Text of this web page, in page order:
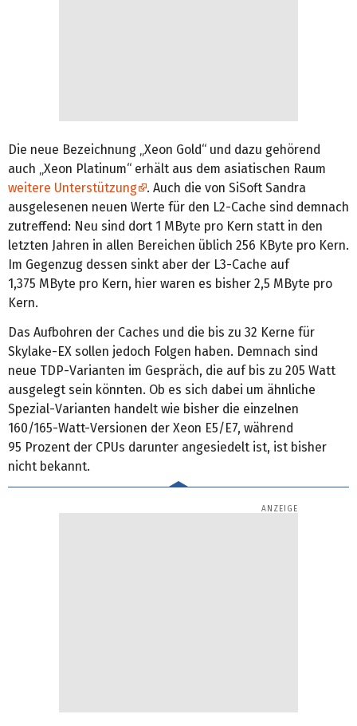
Die neue Bezeichnung „Xeon Gold“ und dazu gehörend
auch „Xeon Platinum“ erhält aus dem asiatischen Raum
weitere Unterstützung
. Auch die von SiSoft Sandra
ausgelesenen neuen Werte für den L2-Cache sind demnach
zutreffend: Neu sind dort 1 MByte pro Kern statt in den
letzten Jahren in allen Bereichen üblich 256 KByte pro Kern.
Im Gegenzug dessen sinkt aber der L3-Cache auf
1,375 MByte pro Kern, hier waren es bisher 2,5 MByte pro
Kern.
Das Aufbohren der Caches und die bis zu 32 Kerne für
Skylake-EX sollen jedoch Folgen haben. Demnach sind
neue TDP-Varianten im Gespräch, die auf bis zu 205 Watt
ausgelegt sein könnten. Ob es sich dabei um ähnliche
Spezial-Varianten handelt wie bisher die einzelnen
160/165-Watt-Versionen der Xeon E5/E7, während
95 Prozent der CPUs darunter angesiedelt ist, ist bisher
nicht bekannt.